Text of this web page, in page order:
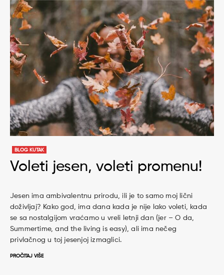
BLOG KUTAK
Voleti jesen, voleti promenu!
Jesen ima ambivalentnu prirodu, ili je to samo moj lični
doživljaj? Kako god, ima dana kada je nije lako voleti, kada
se sa nostalgijom vraćamo u vreli letnji dan (jer – O da,
Summertime, and the living is easy), ali ima nečeg
privlačnog u toj jesenjoj izmaglici.
PROČITAJ VIŠE